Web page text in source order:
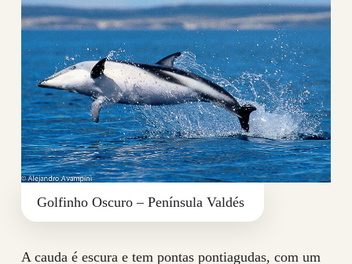
Golfinho Oscuro – Península Valdés
A cauda é escura e tem pontas pontiagudas, com um